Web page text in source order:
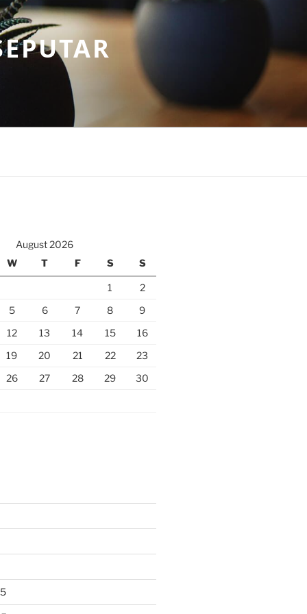
August 2026
W T F S S
1
2
5 6 7 8
9
12 13 14 15
16
19 20 21 22
23
26 27 28 29
30